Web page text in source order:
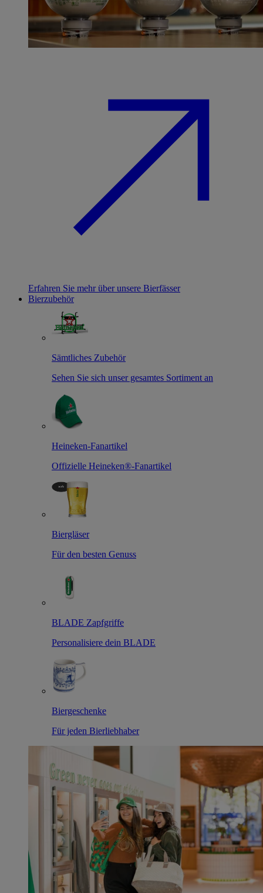
Erfahren Sie mehr über unsere Bierfässer
Bierzubehör
Sämtliches Zubehör
Sehen Sie sich unser gesamtes Sortiment an
Heineken-Fanartikel
Offizielle Heineken®-Fanartikel
Biergläser
Für den besten Genuss
BLADE Zapfgriffe
Personalisiere dein BLADE
Biergeschenke
Für jeden Bierliebhaber